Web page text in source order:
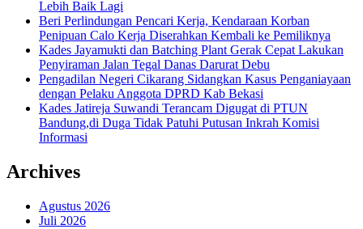
Lebih Baik Lagi
Beri Perlindungan Pencari Kerja, Kendaraan Korban
Penipuan Calo Kerja Diserahkan Kembali ke Pemiliknya
Kades Jayamukti dan Batching Plant Gerak Cepat Lakukan
Penyiraman Jalan Tegal Danas Darurat Debu
Pengadilan Negeri Cikarang Sidangkan Kasus Penganiayaan
dengan Pelaku Anggota DPRD Kab Bekasi
Kades Jatireja Suwandi Terancam Digugat di PTUN
Bandung,di Duga Tidak Patuhi Putusan Inkrah Komisi
Informasi
Archives
Agustus 2026
Juli 2026